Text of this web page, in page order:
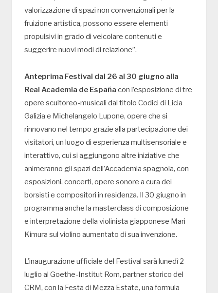
valorizzazione di spazi non convenzionali per la
fruizione artistica, possono essere elementi
propulsivi in grado di veicolare contenuti e
suggerire nuovi modi di relazione”.
Anteprima Festival dal 26 al 30 giugno alla
Real Academia de España con l’esposizione di tre
opere scultoreo-musicali dal titolo Codici di Licia
Galizia e Michelangelo Lupone, opere che si
rinnovano nel tempo grazie alla partecipazione dei
visitatori, un luogo di esperienza multisensoriale e
interattivo, cui si aggiungono altre iniziative che
animeranno gli spazi dell’Accademia spagnola, con
esposizioni, concerti, opere sonore a cura dei
borsisti e compositori in residenza. Il 30 giugno in
programma anche la masterclass di composizione
e interpretazione della violinista giapponese Mari
Kimura sul violino aumentato di sua invenzione.
L’inaugurazione ufficiale del Festival sarà lunedì 2
luglio al Goethe-Institut Rom, partner storico del
CRM, con la Festa di Mezza Estate, una formula